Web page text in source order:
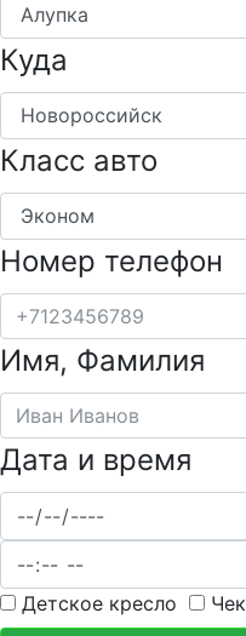
Куда
Класс авто
Номер телефон
Имя, Фамилия
Дата и время
Детское кресло
Чек